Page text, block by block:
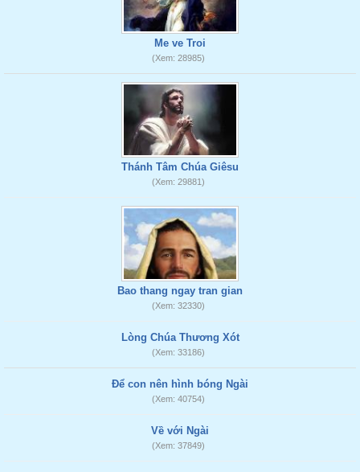
Me ve Troi
(Xem: 28985)
Thánh Tâm Chúa Giêsu
(Xem: 29881)
Bao thang ngay tran gian
(Xem: 32330)
Lòng Chúa Thương Xót
(Xem: 33186)
Để con nên hình bóng Ngài
(Xem: 40754)
Về với Ngài
(Xem: 37849)